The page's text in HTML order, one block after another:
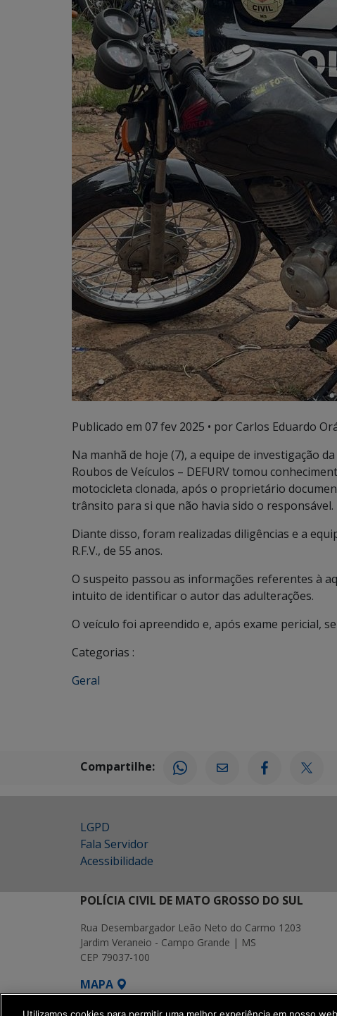
Publicado em 07 fev 2025 • por Carlos Eduardo
Na manhã de hoje (7), a equipe de investigação
Roubos de Veículos – DEFURV tomou
motocicleta clonada, após o proprietário
trânsito para si que não havia sido o responsável.
Diante disso, foram realizadas diligências e a
R.F.V., de 55 anos.
O suspeito passou as informações referentes à
intuito de identificar o autor das adulterações.
O veículo foi apreendido e, após exame pericial,
Categorias :
Geral
Compartilhe:
LGPD
Fala Servidor
Acessibilidade
POLÍCIA CIVIL DE MATO GROSSO DO SUL
Rua Desembargador Leão Neto do Carmo 1203
Jardim Veraneio - Campo Grande | MS
CEP 79037-100
MAPA
SETDIG | Secretaria-Executiva de